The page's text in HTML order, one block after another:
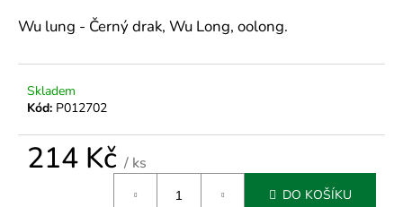
Wu lung - Černý drak, Wu Long, oolong.
Skladem
Kód: P012702
214 Kč / ks
DO KOŠÍKU
HLEDAT
D
p